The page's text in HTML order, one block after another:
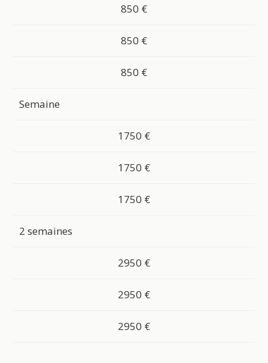
850 €
850 €
850 €
Semaine
1750 €
1750 €
1750 €
2 semaines
2950 €
2950 €
2950 €